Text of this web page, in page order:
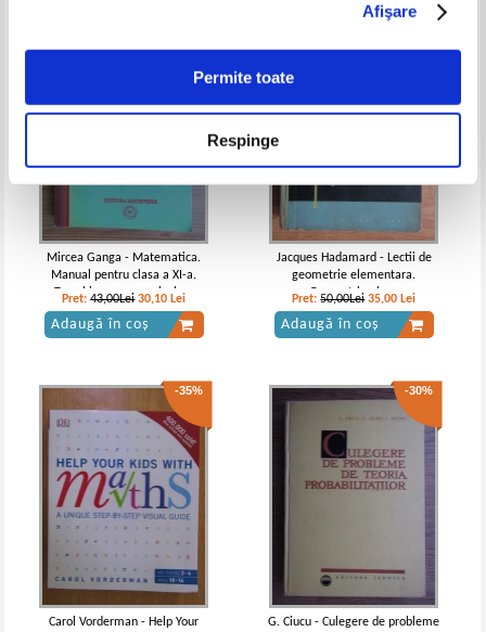
Afişare
Permite toate
Respinge
Mircea Ganga - Matematica.
Manual pentru clasa a XI-a.
Trunchi comun, curriculum
diferentiat (varianta cu 3 ore,
2006)
Pret:43,00Lei 30,10 Lei
Adaugă în coș
Jacques Hadamard - Lectii de
geometrie elementara.
Geometrie plana
Pret:50,00Lei 35,00 Lei
Adaugă în coș
-35%
Carol Vorderman - Help Your
-30%
G. Ciucu - Culegere de probleme